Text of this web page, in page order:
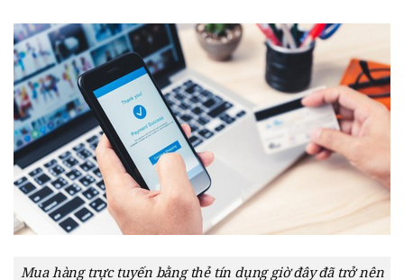
Mua hàng trực tuyến bằng thẻ tín dụng giờ đây đã trở nên